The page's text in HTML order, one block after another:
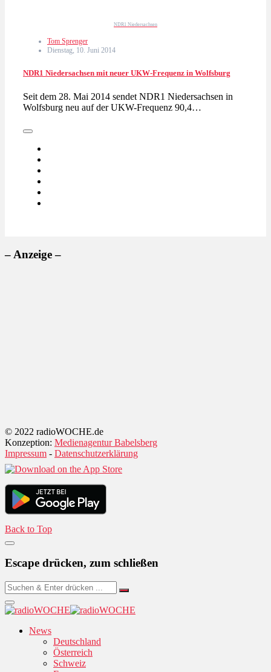
NDR1 Niedersachsen
Tom Sprenger
Dienstag, 10. Juni 2014
NDR1 Niedersachsen mit neuer UKW-Frequenz in Wolfsburg
Seit dem 28. Mai 2014 sendet NDR1 Niedersachsen in
Wolfsburg neu auf der UKW-Frequenz 90,4…
– Anzeige –
© 2022 radioWOCHE.de
Konzeption: Medienagentur Babelsberg
Impressum - Datenschutzerklärung
Back to Top
Escape drücken, zum schließen
News
Deutschland
Österreich
Schweiz